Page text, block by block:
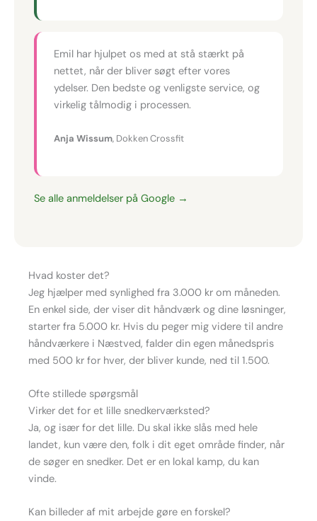
Emil har hjulpet os med at stå stærkt på
nettet, når der bliver søgt efter vores
ydelser. Den bedste og venligste service, og
virkelig tålmodig i processen.
Anja Wissum, Dokken Crossfit
Se alle anmeldelser på Google →
Hvad koster det?
Jeg hjælper med synlighed fra 3.000 kr om måneden.
En enkel side, der viser dit håndværk og dine løsninger,
starter fra 5.000 kr. Hvis du peger mig videre til andre
håndværkere i Næstved, falder din egen månedspris
med 500 kr for hver, der bliver kunde, ned til 1.500.
Ofte stillede spørgsmål
Virker det for et lille snedkerværksted?
Ja, og især for det lille. Du skal ikke slås med hele
landet, kun være den, folk i dit eget område finder, når
de søger en snedker. Det er en lokal kamp, du kan
vinde.
Kan billeder af mit arbejde gøre en forskel?